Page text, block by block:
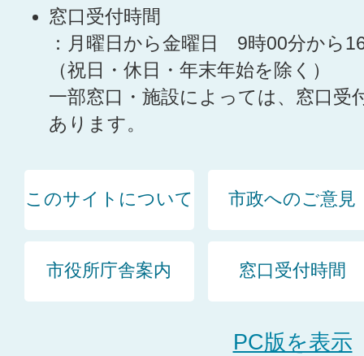
窓口受付時間
：月曜日から金曜日 9時00分から
（祝日・休日・年末年始を除く）
一部窓口・施設によっては、窓口受
あります。
このサイトについて 市政へのご意見
市役所庁舎案内 窓口受付時間
PC版を表示